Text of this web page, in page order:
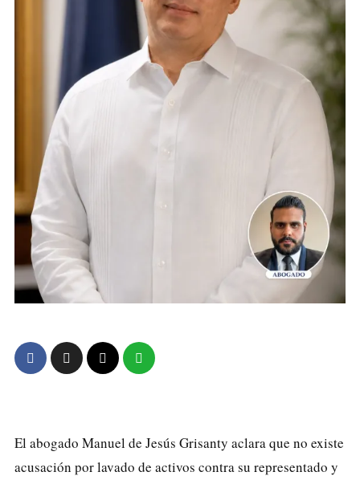
El abogado Manuel de Jesús Grisanty aclara que no existe
acusación por lavado de activos contra su representado y